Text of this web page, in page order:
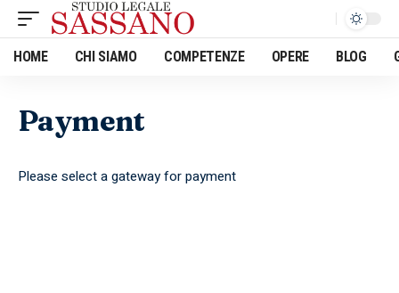
HOME CHI SIAMO COMPETENZE OPERE BLOG
Payment
Please select a gateway for payment